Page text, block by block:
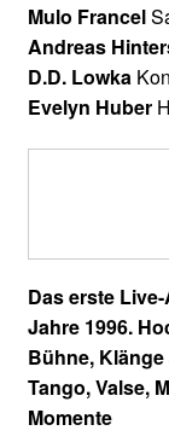
Mulo Francel
Andreas
D.D. Lowka
Evelyn Huber
Das erste
Jahre 1996.
Bühne,
Tango, Valse,
Momente